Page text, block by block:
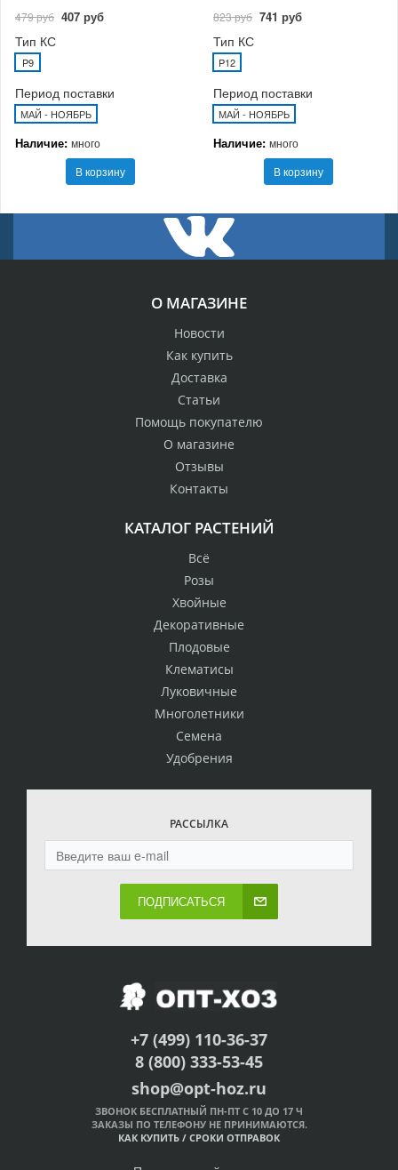
479 руб 407 руб
Тип КС
P9
Период поставки
МАЙ - НОЯБРЬ
Наличие: много
В корзину
823 руб 741 руб
Тип КС
P12
Период поставки
МАЙ - НОЯБРЬ
Наличие: много
В корзину
О МАГАЗИНЕ
Новости
Как купить
Доставка
Статьи
Помощь покупателю
О магазине
Отзывы
Контакты
КАТАЛОГ РАСТЕНИЙ
Всё
Розы
Хвойные
Декоративные
Плодовые
Клематисы
Луковичные
Многолетники
Семена
Удобрения
РАССЫЛКА
ПОДПИСАТЬСЯ
+7 (499) 110-36-37
8 (800) 333-53-45
shop@opt-hoz.ru
ЗВОНОК БЕСПЛАТНЫЙ ПН-ПТ С 10 ДО 17 Ч
ЗАКАЗЫ ПО ТЕЛЕФОНУ НЕ ПРИНИМАЮТСЯ.
КАК КУПИТЬ / СРОКИ ОТПРАВОК